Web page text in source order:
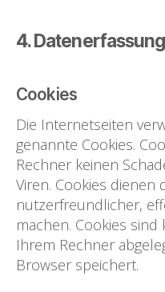
4.
Cookies
Die Internetseiten
genannte Cookies.
Rechner keinen
Viren. Cookies dienen
nutzerfreundlicher,
machen. Cookies
Ihrem Rechner
Browser speichert.